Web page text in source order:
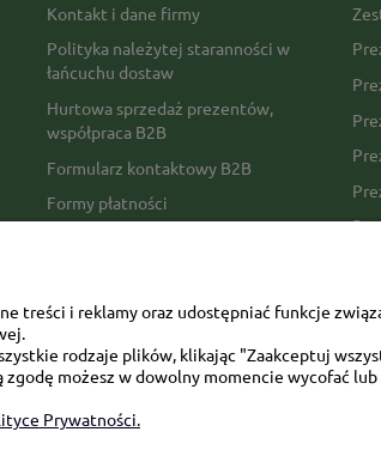
Kontakt i dane firmy
Polityka należytej staranności w
łańcuchu dostaw
Hurtowa sprzedaż prezentów,
współpraca B2B
Formularz kontaktowy B2B
Formy płatności
Opinie Trustmate
Mapa kategorii
treści i reklamy oraz udostępniać funkcje
rodzaje plików, klikając "Zaakceptuj
możesz w dowolny momencie wycofać
Prywatności.